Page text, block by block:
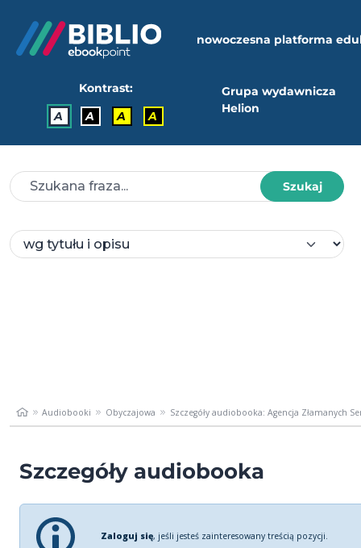
nowoczesna platforma
Kontrast:
A
A A A
Grupa wydawnicza
Helion
Szukaj
Audiobooki Obyczajowa Szczegóły audiobooka: Agencja Złamanych
Szczegóły audiobooka
Zaloguj się, jeśli jesteś zainteresowany treścią pozycji.